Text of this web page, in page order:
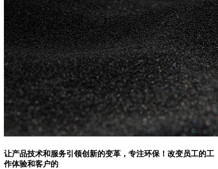
让产品技术和服务引领创新的变革，专注环保！改变员工的工
作体验和客户的